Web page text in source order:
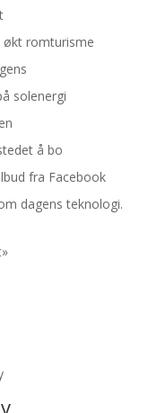
romturisme
solenergi
å bo
fra Facebook
dagens teknologi.